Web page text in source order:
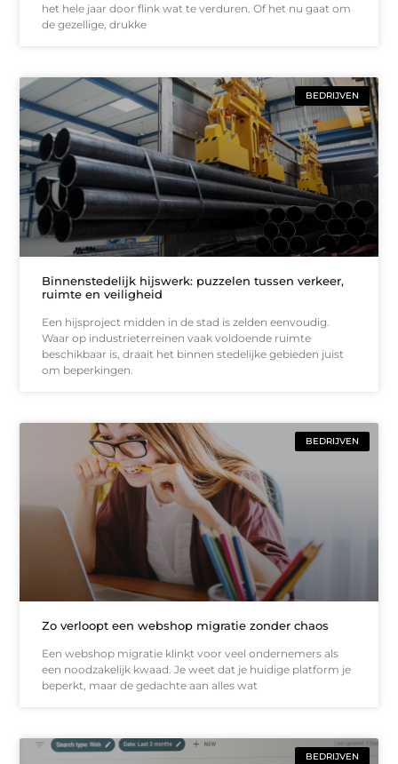
het hele jaar door flink wat te verduren. Of het nu gaat om
de gezellige, drukke
BEDRIJVEN
Binnenstedelijk hijswerk: puzzelen tussen verkeer,
ruimte en veiligheid
Een hijsproject midden in de stad is zelden eenvoudig.
Waar op industrieterreinen vaak voldoende ruimte
beschikbaar is, draait het binnen stedelijke gebieden juist
om beperkingen.
BEDRIJVEN
Zo verloopt een webshop migratie zonder chaos
Een webshop migratie klinkt voor veel ondernemers als
een noodzakelijk kwaad. Je weet dat je huidige platform je
beperkt, maar de gedachte aan alles wat
BEDRIJVEN